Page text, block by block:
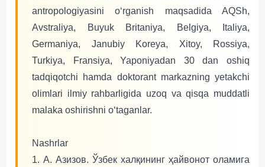
antropologiyasini o‘rganish maqsadida AQSh,
Avstraliya, Buyuk Britaniya, Belgiya, Italiya,
Germaniya, Janubiy Koreya, Xitoy, Rossiya,
Turkiya, Fransiya, Yaponiyadan 30 dan oshiq
tadqiqotchi hamda doktorant markazning yetakchi
olimlari ilmiy rahbarligida uzoq va qisqa muddatli
malaka oshirishni o‘taganlar.
Nashrlar
1. А. Азизов. Ўзбек халқининг ҳайвонот оламига